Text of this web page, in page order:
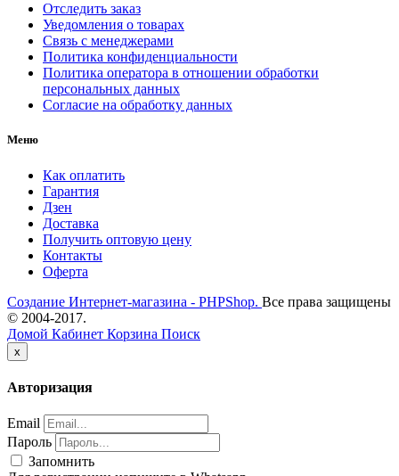
Отследить заказ
Уведомления о товарах
Связь с менеджерами
Политика конфиденциальности
Политика оператора в отношении обработки
персональных данных
Согласие на обработку данных
Меню
Как оплатить
Гарантия
Дзен
Доставка
Получить оптовую цену
Контакты
Оферта
Создание Интернет-магазина - PHPShop. Все права защищены
© 2004-2017.
Домой Кабинет Корзина Поиск
x
Авторизация
Email
Пароль
Запомнить